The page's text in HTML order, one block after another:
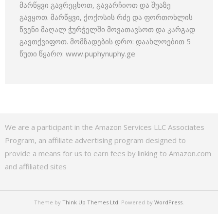
მარწყვი გავრეცხოთ, გავარჩიოთ და შუაზე
გავყოთ. მარწყვი, ქოქოსის რძე და ფორთოხლის
წვენი მაღალ ჭურჭელში მოვათავსოთ და კარგად
გავთქვიფოთ. მომზადების დრო: დაახლოებით 5
წუთი წყარო: www.puphynuphy.ge
We are a participant in the Amazon Services LLC Associates
Program, an affiliate advertising program designed to
provide a means for us to earn fees by linking to Amazon.com
and affiliated sites
Theme by Think Up Themes Ltd. Powered by WordPress.